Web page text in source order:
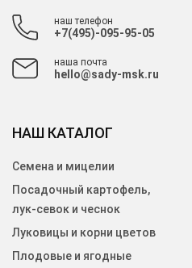
наш телефон
+7(495)-095-95-05
наша почта
hello@sady-msk.ru
НАШ КАТАЛОГ
Семена и мицелии
Посадочный картофель,
лук-севок и чеснок
Луковицы и корни цветов
Плодовые и ягодные